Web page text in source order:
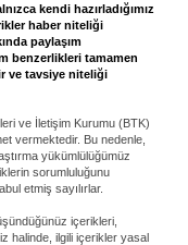
kendi hazırladığımız
haber niteliği
paylaşım
benzerlikleri tamamen
ve tavsiye niteliği
ve İletişim Kurumu (BTK)
vermektedir. Bu nedenle,
yükümlülüğümüz
sorumluluğunu
etmiş sayılırlar.
içerikleri,
halinde, ilgili içerikler yasal